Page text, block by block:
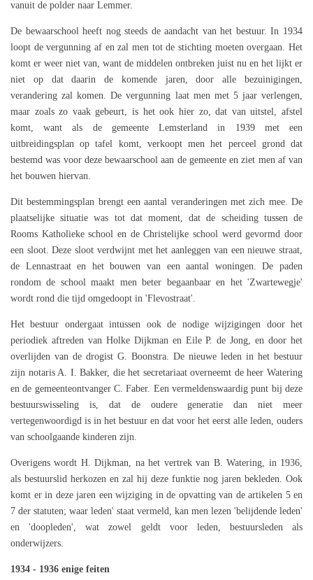
vanuit de polder naar Lemmer.
De bewaarschool heeft nog steeds de aandacht van het bestuur. In 1934
loopt de vergunning af en zal men tot de stichting moeten overgaan. Het
komt er weer niet van, want de middelen ontbreken juist nu en het lijkt er
niet op dat daarin de komende jaren, door alle bezuinigingen,
verandering zal komen. De vergunning laat men met 5 jaar verlengen,
maar zoals zo vaak gebeurt, is het ook hier zo, dat van uitstel, afstel
komt, want als de gemeente Lemsterland in 1939 met een
uitbreidingsplan op tafel komt, verkoopt men het perceel grond dat
bestemd was voor deze bewaarschool aan de gemeente en ziet men af van
het bouwen hiervan.
Dit bestemmingsplan brengt een aantal veranderingen met zich mee. De
plaatselijke situatie was tot dat moment, dat de scheiding tussen de
Rooms Katholieke school en de Christelijke school werd gevormd door
een sloot. Deze sloot verdwijnt met het aanleggen van een nieuwe straat,
de Lennastraat en het bouwen van een aantal woningen. De paden
rondom de school maakt men beter begaanbaar en het 'Zwartewegje'
wordt rond die tijd omgedoopt in 'Flevostraat'.
Het bestuur ondergaat intussen ook de nodige wijzigingen door het
periodiek aftreden van Holke Dijkman en Eile P. de Jong, en door het
overlijden van de drogist G. Boonstra. De nieuwe leden in het bestuur
zijn notaris A. I. Bakker, die het secretariaat overneemt de heer Watering
en de gemeenteontvanger C. Faber. Een vermeldenswaardig punt bij deze
bestuurswisseling is, dat de oudere generatie dan niet meer
vertegenwoordigd is in het bestuur en dat voor het eerst alle leden, ouders
van schoolgaande kinderen zijn.
Overigens wordt H. Dijkman, na het vertrek van B. Watering, in 1936,
als bestuurslid herkozen en zal hij deze funktie nog jaren bekleden. Ook
komt er in deze jaren een wijziging in de opvatting van de artikelen 5 en
7 der statuten; waar leden' staat vermeld, kan men lezen 'belijdende leden'
en 'doopleden', wat zowel geldt voor leden, bestuursleden als
onderwijzers.
1934 - 1936 enige feiten